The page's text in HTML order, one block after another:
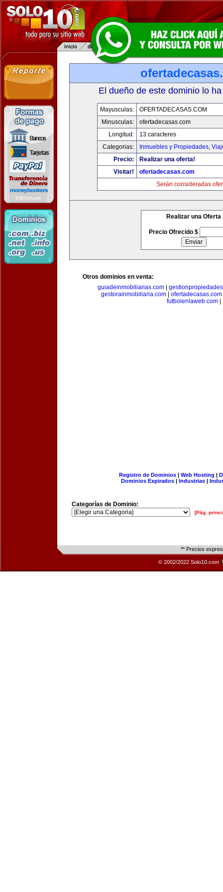
El dueño de este dominio lo
Mayusculas:
OFERTADECASAS.COM
Minusculas:
ofertadecasas.com
Longitud:
13 caracteres
Categorias:
Inmuebles y Propiedades,
Precio:
Realizar una oferta!
Visitar!
ofertadecasas.com
Serán consideradas
Realizar una Oferta
Precio Ofrecido $
Otros dominios en venta:
guiadeinmobiliarias.com|
gestorainmobiliaria.com| ofertadecasas.com
futbolenlaweb.com|
Registro de Dominios| Web Hosting |
Dominios Expirados | Industrias |
Categorías de Dominio:
[Pág.
** Precios
© 2002/2022 Solo10.com